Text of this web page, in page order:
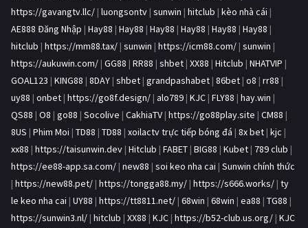
https://gavangtv.llc/ | luongsontv | sunwin | hitclub | kèo nhà cái |
AE888 Đăng Nhập | Hay88 | Hay88 | Hay88 | Hay88 | Hay88 | Hay88 |
hitclub | https://mm88.tax/ | sunwin | https://icm88.com/ | sunwin |
https://aukuwin.com/ | GG88 | RR88 | shbet | XX88 | Hitclub | NHATVIP |
GOAL123 | KING88 | 8DAY | shbet | grandpashabet | 86bet | o8 | rr88 |
uy88 | onbet | https://go8f.design/ | alo789 | KJC | FLY88 | hay.win |
QS88 | O8 | go88 | Socolive | CakhiaTV | https://go88play.site | CM88 |
8US | Phim Moi | TD88 | TD88 | xoilactv trực tiếp bóng đá | 8x bet | kjc |
xx88 | https://taisunwin.dev | Hitclub | FABET | BIG88 | Kubet | 789 club |
https://ee88-app.sa.com/ | new88 | soi keo nha cai | Sunwin chính thức
| https://new88.pet/ | https://tongga88.my/ | https://s666.works/ | ty
le keo nha cai | UY88 | https://tt8811.net/ | 68win | 68win | ea88 | TG88 |
https://sunwin3.nl/ | hitclub | XX88 | KJC | https://b52-club.us.org/ | KJC